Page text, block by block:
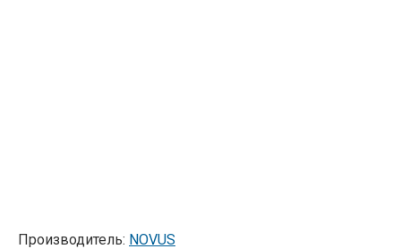
Производитель: NOVUS